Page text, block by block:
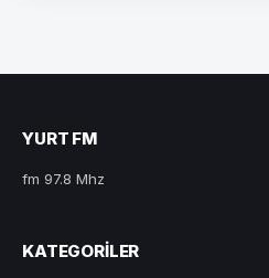
YURT FM
fm 97.8 Mhz
KATEGORILER